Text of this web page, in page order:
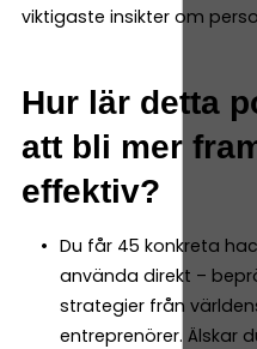
viktigaste insikter om
Hur lär detta
att bli mer
effektiv?
Du får 45 konkreta
använda direkt –
strategier från
entreprenörer. Älskar